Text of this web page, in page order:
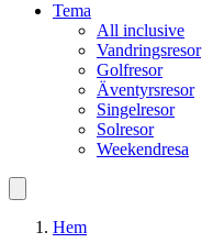
Tema
All inclusive
Vandringsresor
Golfresor
Äventyrsresor
Singelresor
Solresor
Weekendresa
Hem